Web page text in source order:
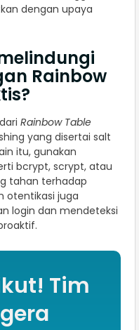
dengan upaya
Rainbow
Rainbow Table
yang disertai salt
itu, gunakan
bcrypt, scrypt, atau
tahan terhadap
otentikasi juga
login dan mendeteksi
Tim